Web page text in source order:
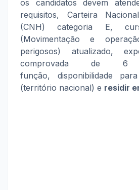
os candidatos devem
requisitos, Carteira
(CNH) categoria E,
(Movimentação e
perigosos) atualizado,
comprovada de
função, disponibilidade
(território nacional) e residir